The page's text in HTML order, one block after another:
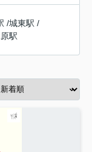
/城東駅 /
駅